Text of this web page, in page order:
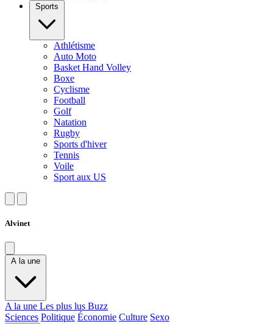
Sports
Athlétisme
Auto Moto
Basket Hand Volley
Boxe
Cyclisme
Football
Golf
Natation
Rugby
Sports d'hiver
Tennis
Voile
Sport aux US
Alvinet
A la une
A la une Les plus lus Buzz
Sciences Politique Économie Culture Sexo